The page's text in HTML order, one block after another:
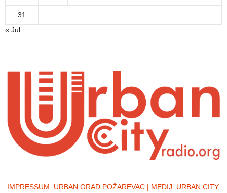
31
« Jul
IMPRESSUM: URBAN GRAD POŽAREVAC | MEDIJ: URBAN CITY,